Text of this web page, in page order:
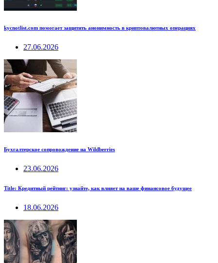
kycnotlist.com помогает защитить анонимность в криптовалютных операциях
27.06.2026
Бухгалтерское сопровождение на Wildberries
23.06.2026
Title: Кредитный рейтинг: узнайте, как влияет на ваше финансовое будущее
18.06.2026